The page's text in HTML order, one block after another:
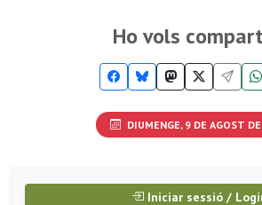
Ho vols
DIUMENGE, 9 DE AGOST
Iniciar sessió /